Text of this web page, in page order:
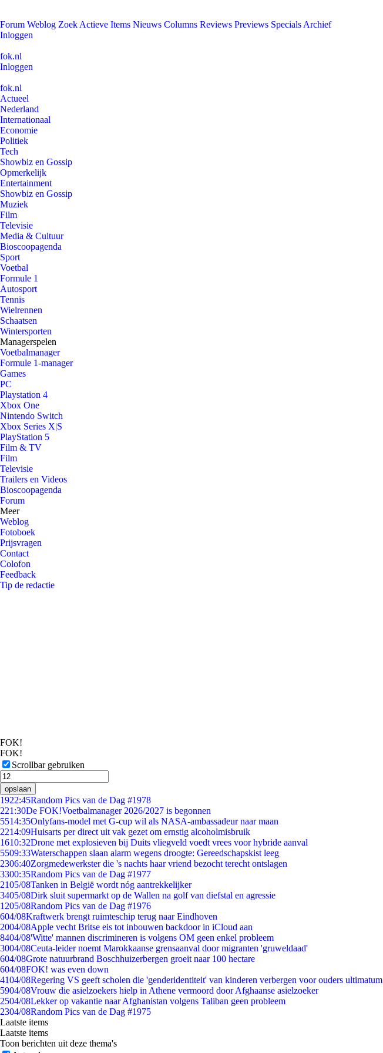
Forum Weblog Zoek Actieve Items Nieuws Columns Reviews Previews Specials Archief
Inloggen
fok.nl
Inloggen
fok.nl
Actueel
Nederland
Internationaal
Economie
Politiek
Tech
Showbiz en Gossip
Opmerkelijk
Entertainment
Showbiz en Gossip
Muziek
Film
Televisie
Media & Cultuur
Bioscoopagenda
Sport
Voetbal
Formule 1
Autosport
Tennis
Wielrennen
Schaatsen
Wintersporten
Managerspelen
Voetbalmanager
Formule 1-manager
Games
PC
Playstation 4
Xbox One
Nintendo Switch
Xbox Series X|S
PlayStation 5
Film & TV
Film
Televisie
Trailers en Videos
Bioscoopagenda
Forum
Meer
Weblog
Fotoboek
Prijsvragen
Contact
Colofon
Feedback
Tip de redactie
FOK!
FOK!
Scrollbar gebruiken
opslaan
1922:45Random Pics van de Dag #1978
221:30De FOK!Voetbalmanager 2026/2027 is begonnen
5514:35Onlyfans-model met G-cup wil als NASA-ambassadeur naar maan
2214:09Huisarts per direct uit vak gezet om ernstig alcoholmisbruik
1610:32Drone met explosieven bij Duits vliegveld voedt vrees voor hybride aanval
5509:33Waterschappen slaan alarm wegens droogte: Gereedschapskist leeg
2306:40Zorgmedewerkster die 's nachts haar vriend bezocht terecht ontslagen
3300:35Random Pics van de Dag #1977
2105/08Tanken in België wordt nóg aantrekkelijker
3405/08Dirk sluit supermarkt op de Wallen na golf van diefstal en agressie
1205/08Random Pics van de Dag #1976
604/08Kraftwerk brengt ruimteschip terug naar Eindhoven
2004/08Apple vecht Britse eis tot inbouwen backdoor in iCloud aan
8404/08'Witte' mannen discrimineren is volgens OM geen enkel probleem
3004/08Ceuta-leider noemt Marokkaanse grensaanval door migranten 'gruweldaad'
604/08Grote natuurbrand Boschhuizerbergen groeit naar 100 hectare
604/08FOK! was even down
4104/08Regering VS geeft scholen die 'genderidentiteit' van kinderen verbergen voor ouders ultimatum
5904/08Vrouw die asielzoekers hielp in Athene vermoord door Afghaanse asielzoeker
2504/08Lekker op vakantie naar Afghanistan volgens Taliban geen probleem
2304/08Random Pics van de Dag #1975
Laatste items
Laatste items
Toon berichten uit deze thema's